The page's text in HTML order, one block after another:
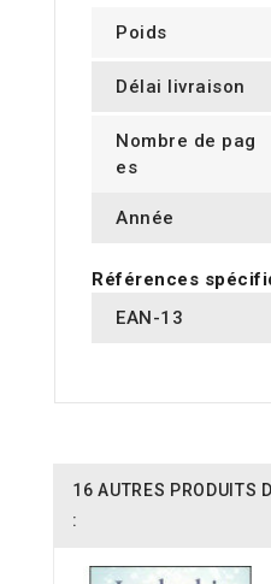
Poids
Délai livraison
Nombre de pag
es
Année
Références
EAN-13
16 AUTRES PRODUITS
: